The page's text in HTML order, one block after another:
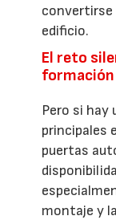
convertirse
edificio.
El reto
formación
Pero si hay
principales
puertas
montaje y